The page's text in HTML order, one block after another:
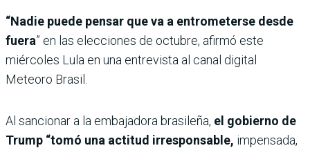
“Nadie puede pensar que va a entrometerse desde
fuera” en las elecciones de octubre, afirmó este
miércoles Lula en una entrevista al canal digital
Meteoro Brasil.
Al sancionar a la embajadora brasileña, el gobierno de
Trump “tomó una actitud irresponsable, impensada,